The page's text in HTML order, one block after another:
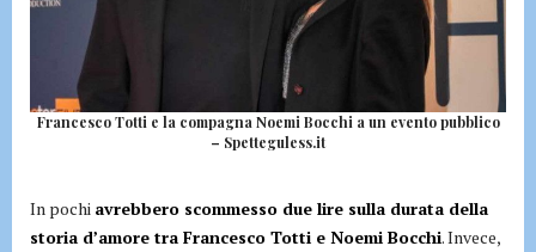
Francesco Totti e la compagna Noemi Bocchi a un evento pubblico
– Spetteguless.it
In pochi avrebbero scommesso due lire sulla durata della
storia d’amore tra Francesco Totti e Noemi Bocchi. Invece,